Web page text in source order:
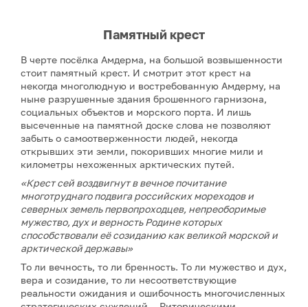
Памятный крест
В черте посёлка Амдерма, на большой возвышенности
стоит памятный крест. И смотрит этот крест на
некогда многолюдную и востребованную Амдерму, на
ныне разрушенные здания брошенного гарнизона,
социальных объектов и морского порта. И лишь
высеченные на памятной доске слова не позволяют
забыть о самоотверженности людей, некогда
открывших эти земли, покоривших многие мили и
километры нехоженных арктических путей.
«Крест сей воздвигнут в вечное почитание
многотруднаго подвига российских мореходов и
северных земель первопроходцев, непреоборимые
мужество, дух и верность Родине которых
способствовали её созиданию как великой морской и
арктической державы»
То ли вечность, то ли бренность. То ли мужество и дух,
вера и созидание, то ли несоответствующие
реальности ожидания и ошибочность многочисленных